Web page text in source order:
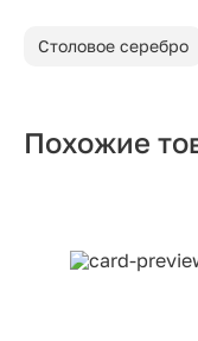
Столовое серебро
Похожие